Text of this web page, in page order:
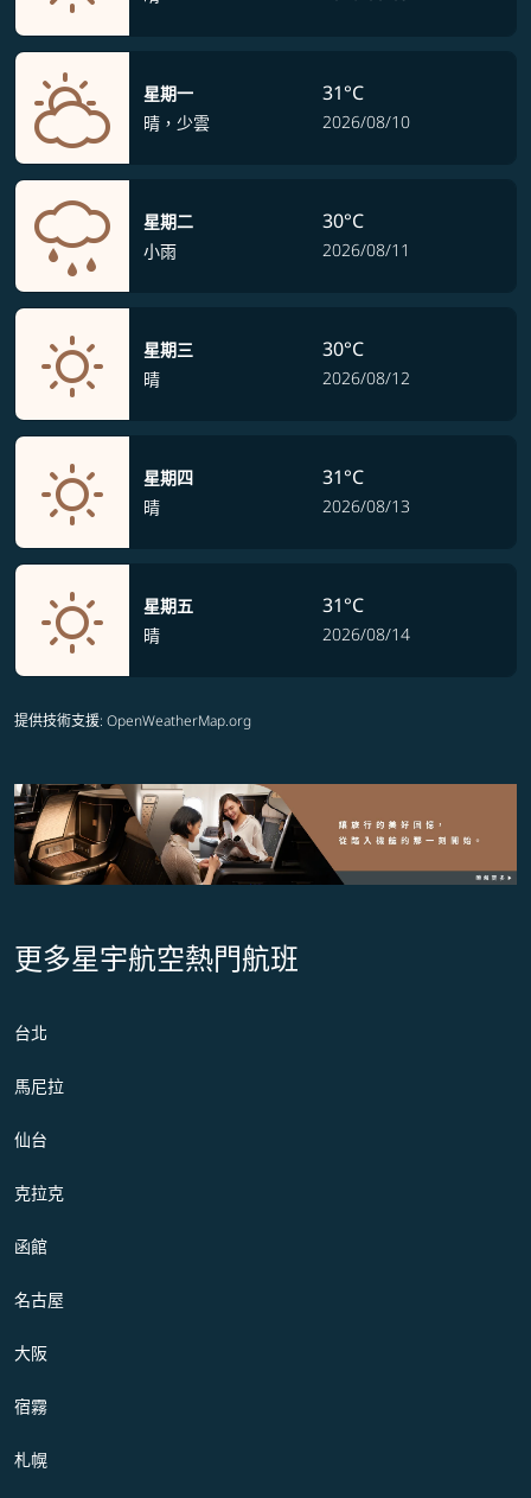
星期一
晴，少雲
31°C
2026/08/10
星期二
小雨
30°C
2026/08/11
星期三
晴
30°C
2026/08/12
星期四
晴
31°C
2026/08/13
星期五
晴
31°C
2026/08/14
提供技術支援: OpenWeatherMap.org
更多星宇航空熱門航班
台北
馬尼拉
仙台
克拉克
函館
名古屋
大阪
宿霧
札幌